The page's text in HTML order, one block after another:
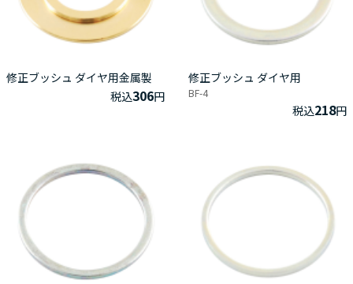
修正ブッシュ ダイヤ用金属製
税込306円
修正ブッシュ ダイヤ用
BF-4
税込218円